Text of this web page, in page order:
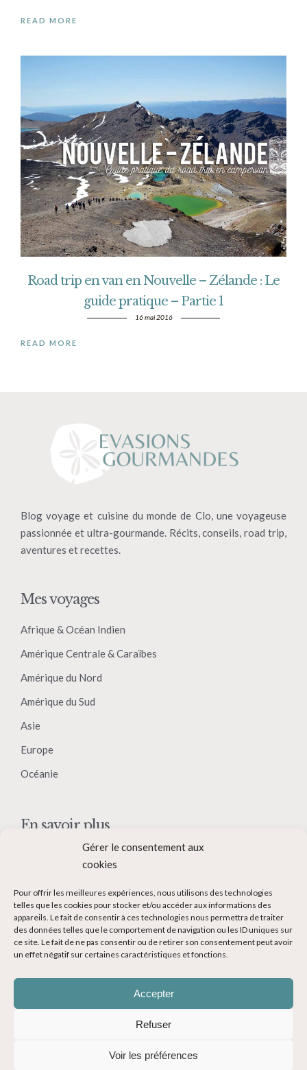
Gérer le consentement aux
cookies
Pour offrir les meilleures expériences, nous utilisons des technologies
telles que les cookies pour stocker et/ou accéder aux informations des
appareils. Le fait de consentir à ces technologies nous permettra de traiter
des données telles que le comportement de navigation ou les ID uniques sur
ce site. Le fait de ne pas consentir ou de retirer son consentement peut avoir
un effet négatif sur certaines caractéristiques et fonctions.
Accepter
Refuser
Voir les préférences
READ MORE
Road trip en van en Nouvelle – Zélande : Le
guide pratique – Partie 1
16 mai 2016
READ MORE
Blog voyage et cuisine du monde de Clo, une voyageuse
passionnée et ultra-gourmande. Récits, conseils, road trip,
aventures et recettes.
Mes voyages
Afrique & Océan Indien
Amérique Centrale & Caraïbes
Amérique du Nord
Amérique du Sud
Asie
Europe
Océanie
En savoir plus
Contact
Devenir Blogueur voyage
Ma Bucket List
© Copyright 2014-2024 - Evasions Gourmandes Blog Voyage - Tous